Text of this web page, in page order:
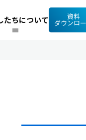
たちについて
資料
ダウンロ